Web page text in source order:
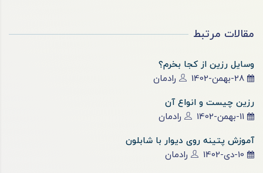
مقالات مرتبط
وسایل رزین از کجا بخرم؟
28-بهمن-1402
رادمان
رزین چیست و انواع آن
11-بهمن-1402
رادمان
آموزش پتینه روی دیوار با شابلون
10-دی-1402
رادمان